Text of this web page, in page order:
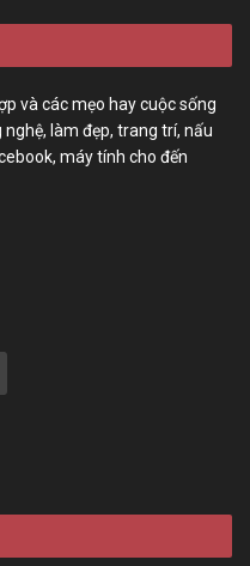
và các mẹo hay cuộc sống
làm đẹp, trang trí, nấu
máy tính cho đến